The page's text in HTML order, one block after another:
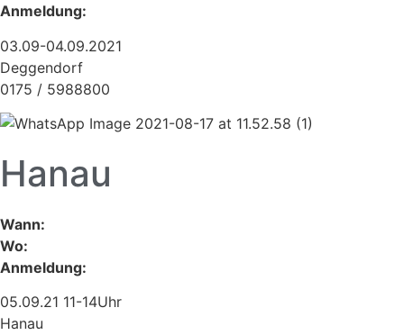
Anmeldung:
03.09-04.09.2021
Deggendorf
0175 / 5988800
Hanau
Wann:
Wo:
Anmeldung:
05.09.21 11-14Uhr
Hanau